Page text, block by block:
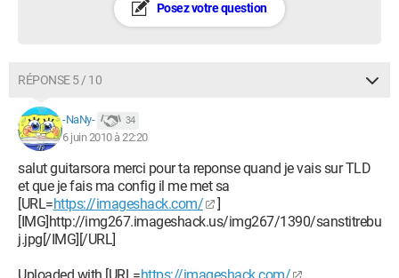
Posez votre question
RÉPONSE 5 / 10
-NaNy- 34
6 juin 2010 à 22:20
salut guitarsora merci pour ta reponse quand je vais sur TLD
et que je fais ma config il me met sa
[URL=https://imageshack.com/
]
[IMG]http://img267.imageshack.us/img267/1390/sanstitrebu
j.jpg[/IMG][/URL]